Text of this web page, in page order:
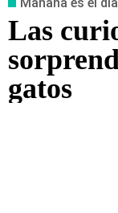
Las
gatos